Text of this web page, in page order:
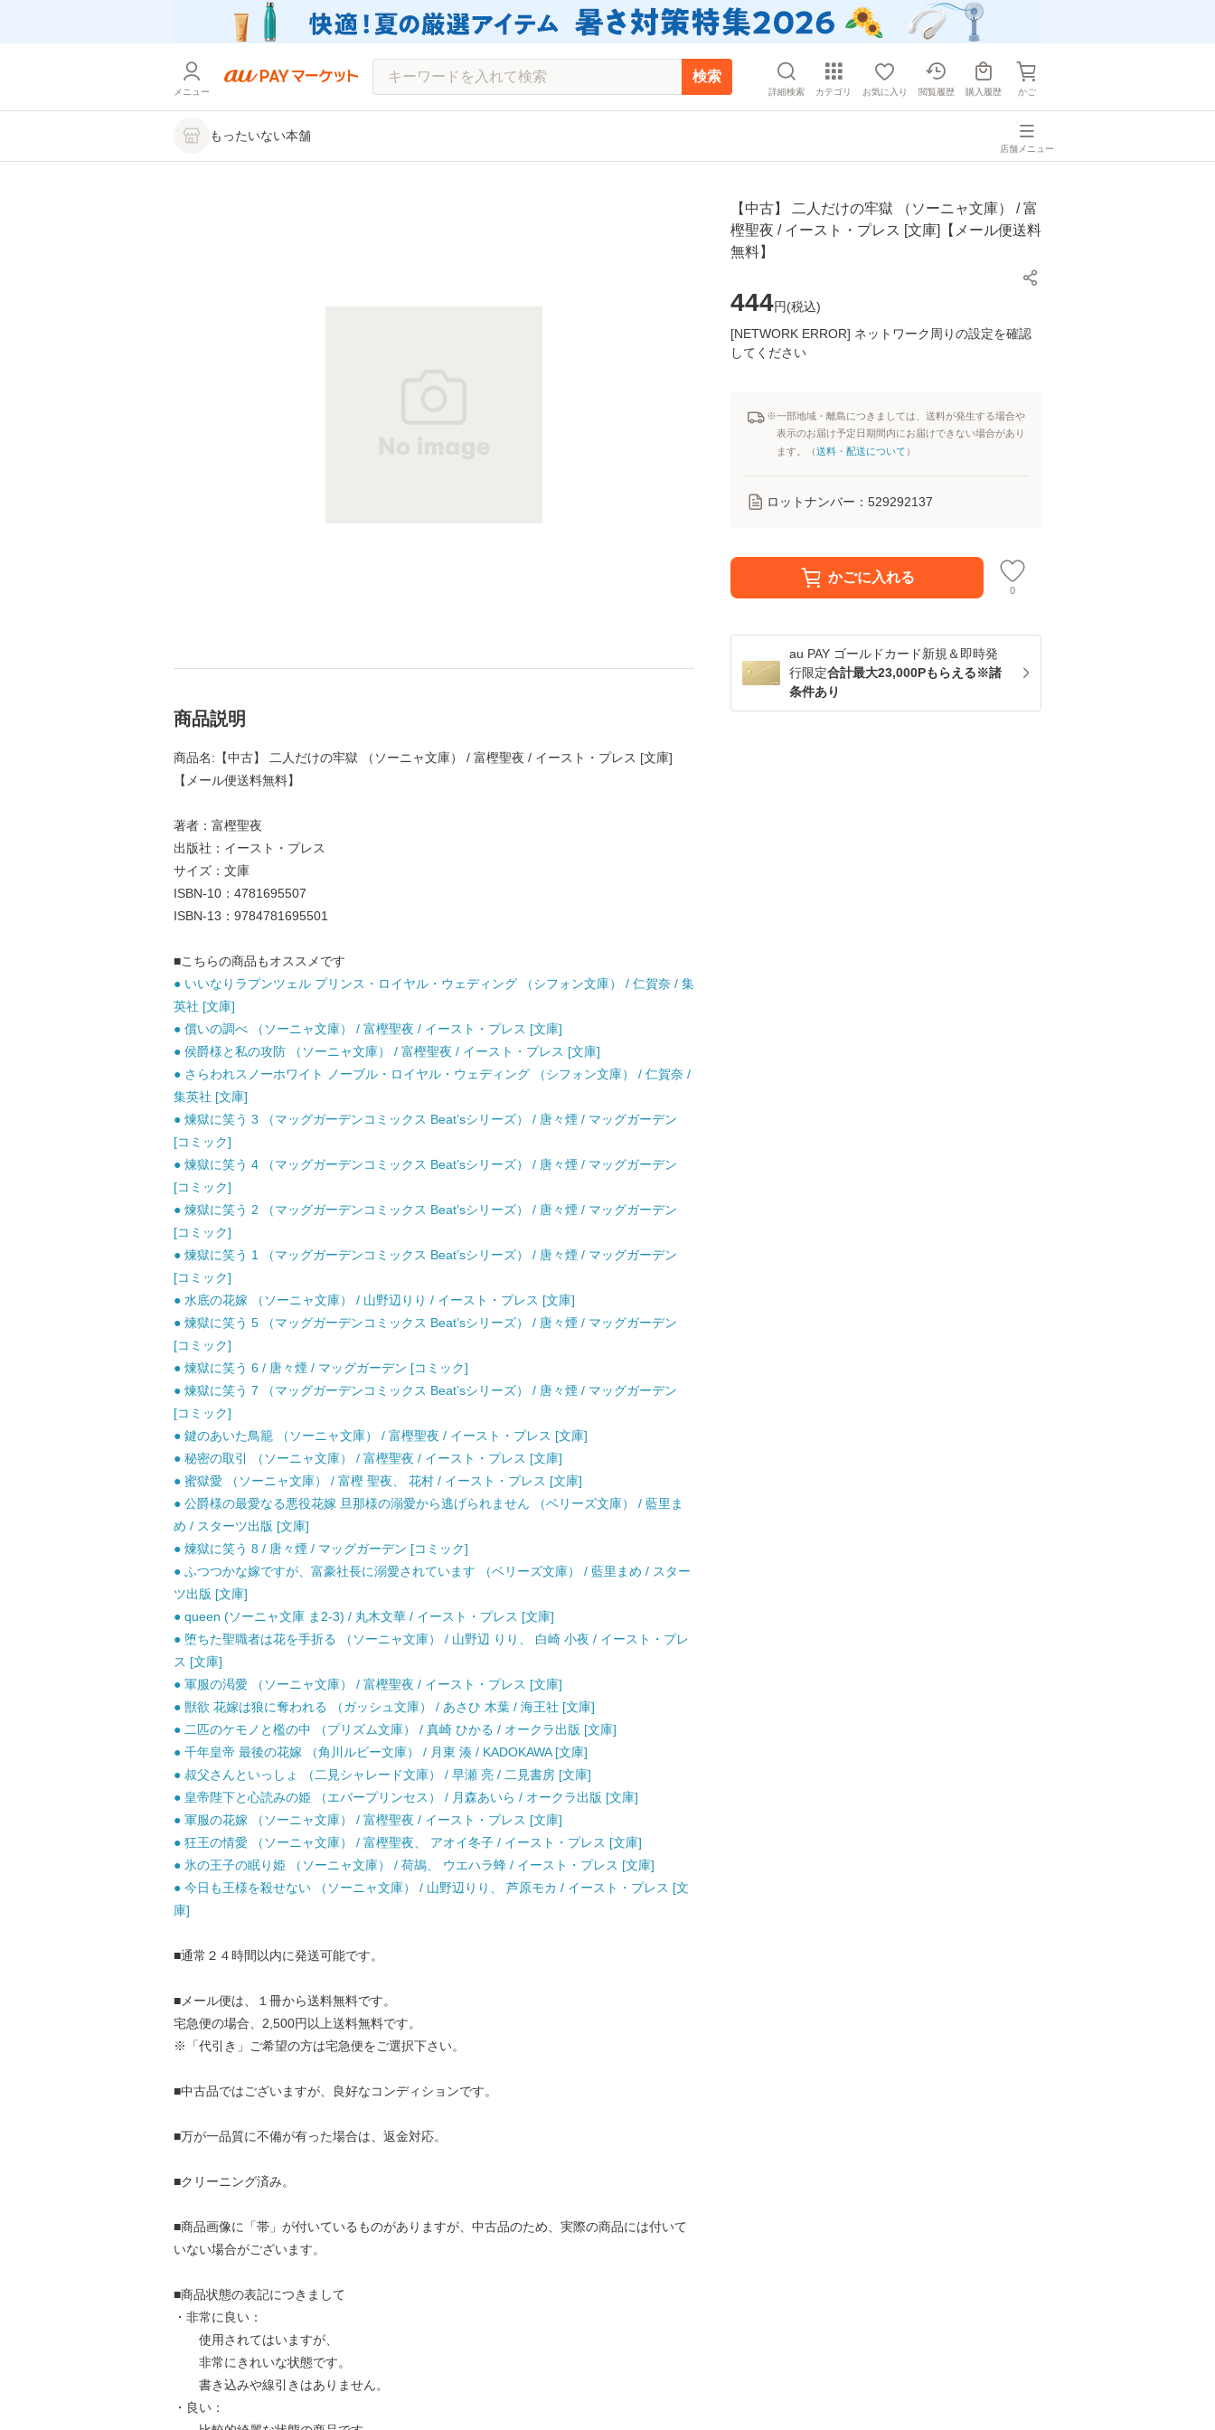
メニュー
検索
詳細検索 カテゴリ お気に入り 閲覧履歴 購入履歴 かご
もったいない本舗
店舗メニュー
【中古】 二人だけの牢獄 （ソーニャ文庫） / 富
樫聖夜 / イースト・プレス [文庫]【メール便送料
無料】
444円(税込)
[NETWORK ERROR] ネットワーク周りの設定を確認
してください
※一部地域・離島につきましては、送料が発生する場合や
表示のお届け予定日期間内にお届けできない場合があり
ます。（送料・配送について ）
ロットナンバー： 529292137
かごに入れる
0
au PAY ゴールドカード新規＆即時発
行限定合計最大23,000Pもらえる※諸
条件あり
商品説明
商品名:【中古】 二人だけの牢獄 （ソーニャ文庫） / 富樫聖夜 / イースト・プレス [文庫]
【メール便送料無料】
著者：富樫聖夜
出版社：イースト・プレス
サイズ：文庫
ISBN-10：4781695507
ISBN-13：9784781695501
■こちらの商品もオススメです
● いいなりラプンツェル プリンス・ロイヤル・ウェディング （シフォン文庫） / 仁賀奈 / 集
英社 [文庫]
● 償いの調べ （ソーニャ文庫） / 富樫聖夜 / イースト・プレス [文庫]
● 侯爵様と私の攻防 （ソーニャ文庫） / 富樫聖夜 / イースト・プレス [文庫]
● さらわれスノーホワイト ノーブル・ロイヤル・ウェディング （シフォン文庫） / 仁賀奈 /
集英社 [文庫]
● 煉獄に笑う 3 （マッグガーデンコミックス Beat’sシリーズ） / 唐々煙 / マッグガーデン
[コミック]
● 煉獄に笑う 4 （マッグガーデンコミックス Beat’sシリーズ） / 唐々煙 / マッグガーデン
[コミック]
● 煉獄に笑う 2 （マッグガーデンコミックス Beat’sシリーズ） / 唐々煙 / マッグガーデン
[コミック]
● 煉獄に笑う 1 （マッグガーデンコミックス Beat’sシリーズ） / 唐々煙 / マッグガーデン
[コミック]
● 水底の花嫁 （ソーニャ文庫） / 山野辺りり / イースト・プレス [文庫]
● 煉獄に笑う 5 （マッグガーデンコミックス Beat’sシリーズ） / 唐々煙 / マッグガーデン
[コミック]
● 煉獄に笑う 6 / 唐々煙 / マッグガーデン [コミック]
● 煉獄に笑う 7 （マッグガーデンコミックス Beat’sシリーズ） / 唐々煙 / マッグガーデン
[コミック]
● 鍵のあいた鳥籠 （ソーニャ文庫） / 富樫聖夜 / イースト・プレス [文庫]
● 秘密の取引 （ソーニャ文庫） / 富樫聖夜 / イースト・プレス [文庫]
● 蜜獄愛 （ソーニャ文庫） / 富樫 聖夜、 花村 / イースト・プレス [文庫]
● 公爵様の最愛なる悪役花嫁 旦那様の溺愛から逃げられません （ベリーズ文庫） / 藍里ま
め / スターツ出版 [文庫]
● 煉獄に笑う 8 / 唐々煙 / マッグガーデン [コミック]
● ふつつかな嫁ですが、富豪社長に溺愛されています （ベリーズ文庫） / 藍里まめ / スター
ツ出版 [文庫]
● queen (ソーニャ文庫 ま2-3) / 丸木文華 / イースト・プレス [文庫]
● 堕ちた聖職者は花を手折る （ソーニャ文庫） / 山野辺 りり、 白崎 小夜 / イースト・プレ
ス [文庫]
● 軍服の渇愛 （ソーニャ文庫） / 富樫聖夜 / イースト・プレス [文庫]
● 獣欲 花嫁は狼に奪われる （ガッシュ文庫） / あさひ 木葉 / 海王社 [文庫]
● 二匹のケモノと檻の中 （プリズム文庫） / 真崎 ひかる / オークラ出版 [文庫]
● 千年皇帝 最後の花嫁 （角川ルビー文庫） / 月東 湊 / KADOKAWA [文庫]
● 叔父さんといっしょ （二見シャレード文庫） / 早瀬 亮 / 二見書房 [文庫]
● 皇帝陛下と心読みの姫 （エバープリンセス） / 月森あいら / オークラ出版 [文庫]
● 軍服の花嫁 （ソーニャ文庫） / 富樫聖夜 / イースト・プレス [文庫]
● 狂王の情愛 （ソーニャ文庫） / 富樫聖夜、 アオイ冬子 / イースト・プレス [文庫]
● 氷の王子の眠り姫 （ソーニャ文庫） / 荷鴣、 ウエハラ蜂 / イースト・プレス [文庫]
● 今日も王様を殺せない （ソーニャ文庫） / 山野辺りり、 芦原モカ / イースト・プレス [文
庫]
■通常２４時間以内に発送可能です。
■メール便は、１冊から送料無料です。
宅急便の場合、2,500円以上送料無料です。
※「代引き」ご希望の方は宅急便をご選択下さい。
■中古品ではございますが、良好なコンディションです。
■万が一品質に不備が有った場合は、返金対応。
■クリーニング済み。
■商品画像に「帯」が付いているものがありますが、中古品のため、実際の商品には付いて
いない場合がございます。
■商品状態の表記につきまして
・非常に良い：
使用されてはいますが、
非常にきれいな状態です。
書き込みや線引きはありません。
・良い：